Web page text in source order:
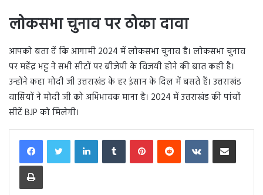
लोकसभा चुनाव पर ठोका दावा
आपको बता दें कि आगामी 2024 में लोकसभा चुनाव है। लोकसभा चुनाव
पर महेंद्र भट्ट ने सभी सीटों पर बीजेपी के विजयी होने की बात कही है।
उन्होंने कहा मोदी जी उत्तराखंड के हर इंसान के दिल में बसते हैं। उत्तराखंड
वासियों ने मोदी जी को अभिभावक माना है। 2024 में उत्तराखंड की पांचों
सीटें BJP को मिलेगी।
LinkedInTumblr PinterestReddit VKontakteShare via Email
Print